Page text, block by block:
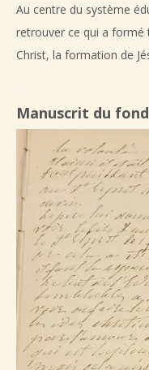
Au centre du système
retrouver ce qui a formé
Christ, la formation de
Manuscrit du